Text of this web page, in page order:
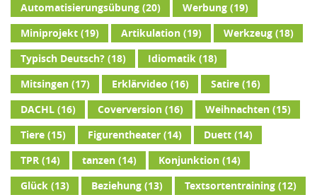
Automatisierungsübung(20) Werbung(19)
Miniprojekt(19) Artikulation(19) Werkzeug(18)
Typisch Deutsch?(18) Idiomatik(18)
Mitsingen(17) Erklärvideo (16) Satire(16)
DACHL(16) Coverversion(16) Weihnachten(15)
Tiere(15) Figurentheater(14) Duett(14)
TPR(14) tanzen(14) Konjunktion(14)
Glück(13) Beziehung(13) Textsortentraining(12)